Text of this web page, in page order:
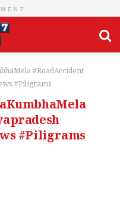
#RoadAccident
#Piligrams
#Piligrams